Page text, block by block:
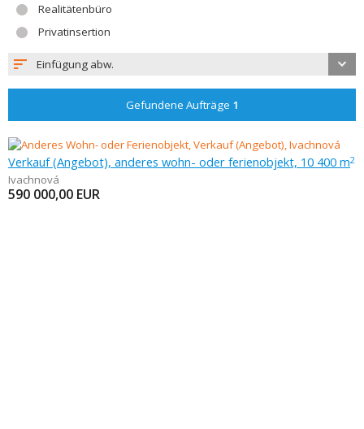
Realitätenbüro
Privatinsertion
Einfügung abw.
Gefundene Aufträge 1
Verkauf (Angebot), anderes wohn- oder ferienobjekt, 10 400 m2
Ivachnová
590 000,00 EUR